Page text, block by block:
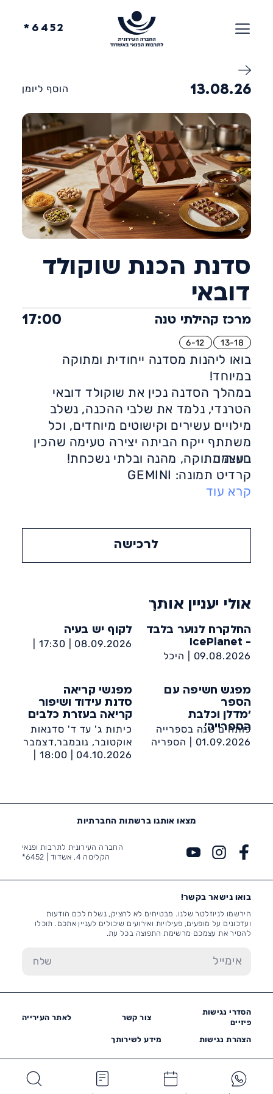
6452*
סדנת הכנת שוקולד
דובאי
הוסף ליומן
מרכז קהילתי טנה
13.08.26
17:00
13-18
6-12
בואו ליהנות מסדנה ייחודית ומתוקה
במיוחד!
במהלך הסדנה נכין את שוקולד דובאי
הטרנדי, נלמד את שלבי ההכנה, נשלב
מילויים עשירים וקישוטים מיוחדים, וכל
משתתף ייקח הביתה יצירה טעימה שהכין
בעצמו.
חוויה מתוקה, מהנה ובלתי נשכחת!
קרדיט תמונה: GEMINI
קרא עוד
לרכישה
אולי יעניין אותך
החלקרח לנוער בלבד
- IcePlanet
09.08.2026 |
היכל
לקוף יש בעיה
08.09.2026 |
17:30 |
מפגש חשיפה עם
הספר
'מדלן וכלבת
הספרייה'
פותחים שנה בספרייה
01.09.2026 |
הספריה
מפגשי קריאה
סדנת עידוד ושיפור
קריאה בעזרת כלבים
כיתות ג' עד ד' סדנאות
אוקטובר, נובמבר,דצמבר
04.10.2026 |
18:00 |
מצאו אותנו ברשתות החברתיות
החברה העירונית לתרבות ופנאי
הקליטה 4, אשדוד |
6452*
בואו נישאר בקשר!
הירשמו לניוזלטר שלנו. מבטיחים לא להציק, נשלח לכם הודעות
ועדכונים על מופעים, פעילויות ואירועים שיכולים לעניין אתכם. תוכלו
להסיר את עצמכם מרשימת התפוצה בכל עת.
הסדרי נגישות
פיזיים
צור קשר לאתר העירייה
הצהרת נגישות מידע לשירותך